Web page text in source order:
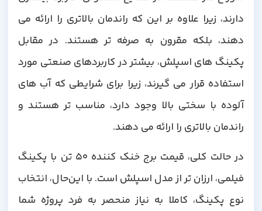
دارند، زیرا علاوه بر این که راندمان بالاتری را ارائه می
دهند، بلکه مقرون به صرفه تر هستند. در مقابل
پکینگ های اسپلش، بیشتر در کاربردهای صنعتی مورد
استفاده قرار می گیرند، زیرا برای شرایطی که آب های
آلوده با سختی بالا وجود دارد، مناسب تر هستند و
راندمان بالاتری را ارائه می دهند.
در حالت کلی، قیمت برج خنک کننده 50 تن با پکینگ
فیلمی، ارزان تر از مدل اسپلش است. با این‌حال، انتخاب
نوع پکینگ، کاملا به نیاز منحصر به فرد پروژه شما